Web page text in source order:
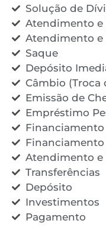
Solução de
Atendimento e
Atendimento e
Saque
Depósito
Câmbio (Troca
Emissão de
Empréstimo
Financiamento
Atendimento e
Transferências
Depósito
Investimentos
Pagamento